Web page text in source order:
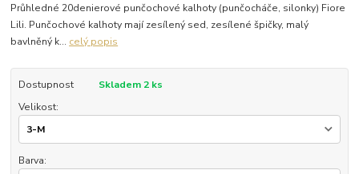
Průhledné 20denierové punčochové kalhoty (punčocháče, silonky) Fiore
Lili. Punčochové kalhoty mají zesílený sed, zesílené špičky, malý
bavlněný k... celý popis
Dostupnost
Skladem 2 ks
Velikost:
Barva: